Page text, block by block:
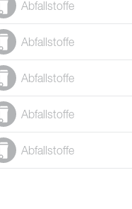
Abfallstoffe
Abfallstoffe
Abfallstoffe
Abfallstoffe
Abfallstoffe